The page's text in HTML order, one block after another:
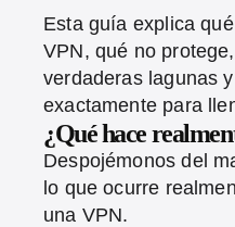
Esta guía explica
VPN, qué no
verdaderas lagunas
exactamente para
¿Qué hace
Despojémonos del
lo que ocurre
una VPN.